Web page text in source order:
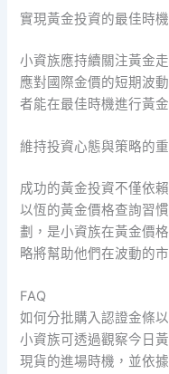
實現黃金投資的最佳時機
小資族應持續關注黃金
應對國際金價的短期波
者能在最佳時機進行黃
維持投資心態與策略的
成功的黃金投資不僅依
以恆的黃金價格查詢習
劃，是小資族在黃金價
略將幫助他們在波動的
FAQ
如何分批購入認證金條
小資族可透過觀察今日
現貨的進場時機，並依